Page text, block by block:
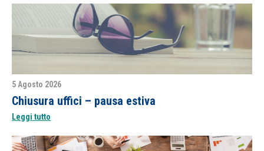
5 Agosto 2026
Chiusura uffici – pausa estiva
Leggi tutto